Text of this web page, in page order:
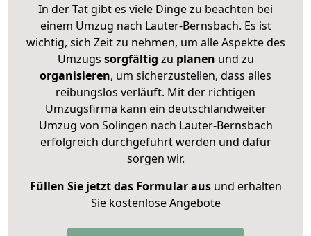
In der Tat gibt es viele Dinge zu beachten bei
einem Umzug nach Lauter-Bernsbach. Es ist
wichtig, sich Zeit zu nehmen, um alle Aspekte des
Umzugs sorgfältig zu planen und zu
organisieren, um sicherzustellen, dass alles
reibungslos verläuft. Mit der richtigen
Umzugsfirma kann ein deutschlandweiter
Umzug von Solingen nach Lauter-Bernsbach
erfolgreich durchgeführt werden und dafür
sorgen wir.
Füllen Sie jetzt das Formular ausund erhalten
Sie kostenlose Angebote